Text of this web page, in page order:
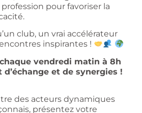
pour favoriser la
club, un vrai accélérateur
inspirantes !
vendredi matin à 8h
et de synergies !
des acteurs dynamiques
présentez votre